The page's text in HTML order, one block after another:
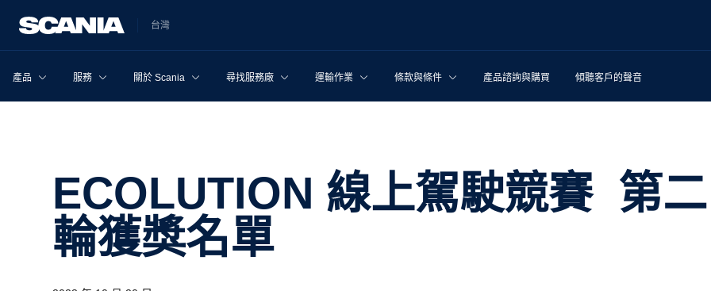
台灣
產品 服務 關於 Scania 尋找服務廠 運輸作業 條款與條件 產品諮詢與購買 傾聽客戶的聲音
ECOLUTION 線上駕駛競賽 第二
輪獲獎名單